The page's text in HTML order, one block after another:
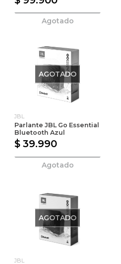
Agotado
AGOTADO
JBL
Parlante JBL Go Essential
Bluetooth Azul
$ 39.990
Agotado
AGOTADO
JBL